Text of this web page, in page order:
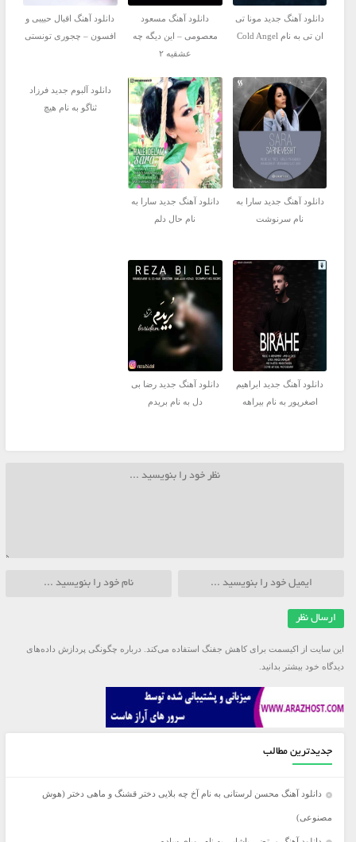
دانلود آهنگ جدید مونا تی
ان تی به نام Cold Angel
دانلود آهنگ مسعود
معصومی – این دیگه چه
عشقیه ۲
دانلود آهنگ اقبال حبیبی و
افسون – چجوری تونستی
دانلود آهنگ جدید سارا به
نام سرنوشت
دانلود آهنگ جدید سارا به
نام حال دلم
دانلود آلبوم جدید فرزاد
ثناگو به نام هیچ
دانلود آهنگ جدید ابراهیم
اصغرپور به نام بیراهه
دانلود آهنگ جدید رضا بی
دل به نام بریدم
این سایت از اکیسمت برای کاهش جفنگ استفاده می‌کند. درباره چگونگی پردازش داده‌های
دیدگاه خود بیشتر بدانید.
جدیدترین مطالب
دانلود آهنگ محسن لرستانی به نام آخ چه بلایی دختر قشنگ و ماهی دختر (هوش
مصنوعی)